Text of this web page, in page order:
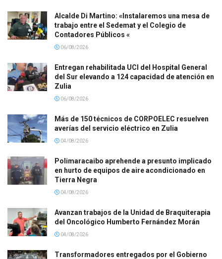
Alcalde Di Martino: «Instalaremos una mesa de
trabajo entre el Sedemat y el Colegio de
Contadores Públicos «
06/08/2026
Entregan rehabilitada UCI del Hospital General
del Sur elevando a 124 capacidad de atención en
Zulia
06/08/2026
Más de 150 técnicos de CORPOELEC resuelven
averías del servicio eléctrico en Zulia
04/08/2026
Polimaracaibo aprehende a presunto implicado
en hurto de equipos de aire acondicionado en
Tierra Negra
04/08/2026
Avanzan trabajos de la Unidad de Braquiterapia
del Oncológico Humberto Fernández Morán
04/08/2026
Transformadores entregados por el Gobierno